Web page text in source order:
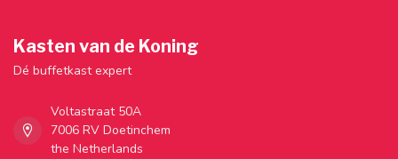
Kasten van de Koning
Dé buffetkast expert
Voltastraat 50A
7006 RV Doetinchem
the Netherlands